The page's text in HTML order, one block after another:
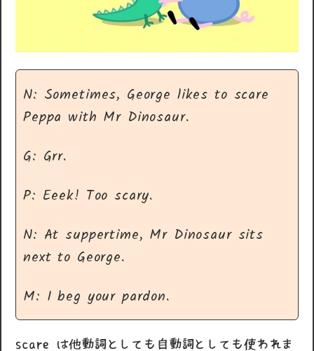
N: Sometimes, George likes to scare
Peppa with Mr Dinosaur.
G: Grr.
P: Eeek! Too scary.
N: At suppertime, Mr Dinosaur sits
next to George.
M: I beg your pardon.
scare は他動詞としても自動詞としても使われま